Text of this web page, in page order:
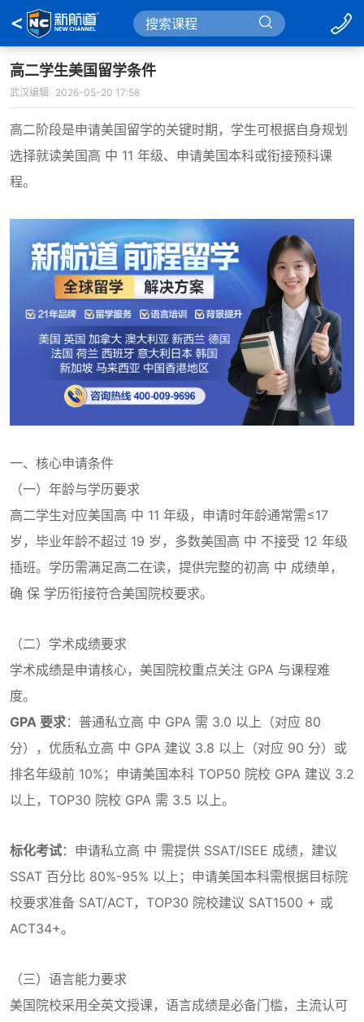
高二学生美国留学条件
武汉编辑 2026-05-20 17:58
高二阶段是申请美国留学的关键时期，学生可根据自身规划
选择就读美国高 中 11 年级、申请美国本科或衔接预科课
程。
一、核心申请条件
（一）年龄与学历要求
高二学生对应美国高 中 11 年级，申请时年龄通常需≤17
岁，毕业年龄不超过 19 岁，多数美国高 中 不接受 12 年级
插班。学历需满足高二在读，提供完整的初高 中 成绩单，
确 保 学历衔接符合美国院校要求。
（二）学术成绩要求
学术成绩是申请核心，美国院校重点关注 GPA 与课程难
度。
GPA 要求：普通私立高 中 GPA 需 3.0 以上（对应 80
分），优质私立高 中 GPA 建议 3.8 以上（对应 90 分）或
排名年级前 10%；申请美国本科 TOP50 院校 GPA 建议 3.2
以上，TOP30 院校 GPA 需 3.5 以上。
标化考试：申请私立高 中 需提供 SSAT/ISEE 成绩，建议
SSAT 百分比 80%-95% 以上；申请美国本科需根据目标院
校要求准备 SAT/ACT，TOP30 院校建议 SAT1500 + 或
ACT34+。
（三）语言能力要求
美国院校采用全英文授课，语言成绩是必备门槛，主流认可